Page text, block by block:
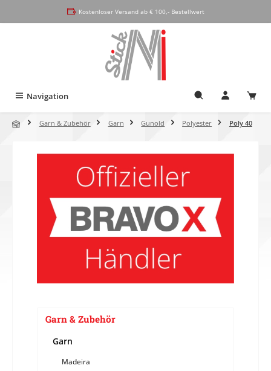
Kostenloser Versand ab € 100,- Bestellwert
Navigation
Garn & Zubehör Garn Gunold Polyester Poly 40
Garn & Zubehör
Garn
Madeira